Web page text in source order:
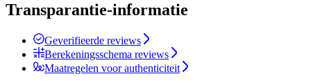
Transparantie-informatie
Geverifieerde reviews
Berekeningsschema reviews
Maatregelen voor authenticiteit